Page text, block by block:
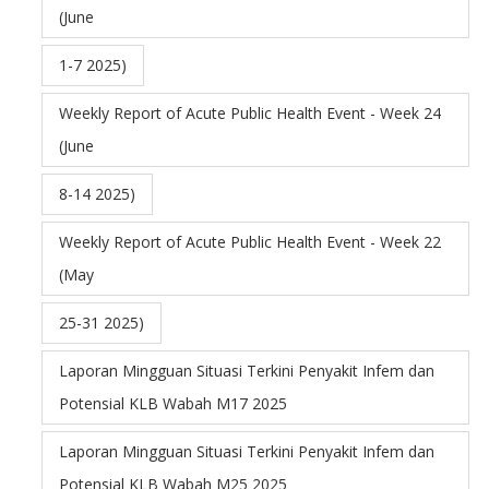
(June
1-7 2025)
Weekly Report of Acute Public Health Event - Week 24
(June
8-14 2025)
Weekly Report of Acute Public Health Event - Week 22
(May
25-31 2025)
Laporan Mingguan Situasi Terkini Penyakit Infem dan
Potensial KLB Wabah M17 2025
Laporan Mingguan Situasi Terkini Penyakit Infem dan
Potensial KLB Wabah M25 2025